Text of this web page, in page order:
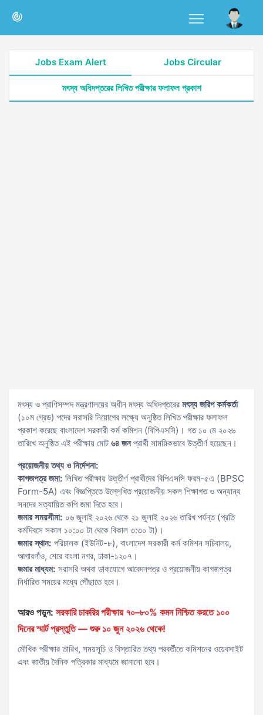
Jobs Exam Alert Jobs Circular
মৎস্য অধিদপ্তরের লিখিত পরীক্ষার ফলাফল প্রকাশ
মৎস্য ও প্রাণিসম্পদ মন্ত্রণালয়ের অধীন মৎস্য অধিদপ্তরের মৎস্য জরিপ কর্মকর্তা
(১০ম গ্রেড) পদের সরাসরি নিয়োগের লক্ষ্যে অনুষ্ঠিত লিখিত পরীক্ষার ফলাফল
প্রকাশ করেছে বাংলাদেশ সরকারী কর্ম কমিশন (বিপিএসসি)। গত ১০ মে ২০২৬
তারিখে অনুষ্ঠিত এই পরীক্ষায় মোট ৬৪ জনপ্রার্থী সাময়িকভাবে উত্তীর্ণ হয়েছেন।
প্রয়োজনীয় তথ্য ও নির্দেশনা:
কাগজপত্র জমা: লিখিত পরীক্ষায় উত্তীর্ণ প্রার্থীদের বিপিএসসি ফরম-৫এ (BPSC
Form-5A) এবং বিজ্ঞপ্তিতে উল্লেখিত প্রয়োজনীয় সকল শিক্ষাগত ও অন্যান্য
সনদের সত্যায়িত কপি জমা দিতে হবে।
জমার সময়সীমা: ০৬ জুলাই ২০২৬ থেকে ২১ জুলাই ২০২৬ তারিখ পর্যন্ত (প্রতি
কর্মদিবসে সকাল ১০:০০ টা থেকে বিকাল ৩:৩০ টা)।
জমার স্থান: পরিচালক (ইউনিট-৮), বাংলাদেশ সরকারী কর্ম কমিশন সচিবালয়,
আগারগাঁও, শেরে বাংলা নগর, ঢাকা-১২০৭।
জমার মাধ্যম: সরাসরি অথবা ডাকযোগে আবেদনপত্র ও প্রয়োজনীয় কাগজপত্র
নির্ধারিত সময়ের মধ্যে পৌঁছাতে হবে।
আরও পড়ুন: সরকারি চাকরির পরীক্ষায় ৭০–৮০% কমন নিশ্চিত করতে ১০০
দিনের স্মার্ট প্রস্তুতি — শুরু ১০ জুন ২০২৬ থেকে!
মৌখিক পরীক্ষার তারিখ, সময়সূচি ও বিস্তারিত তথ্য পরবর্তীতে কমিশনের ওয়েবসাইট
এবং জাতীয় দৈনিক পত্রিকার মাধ্যমে জানানো হবে।